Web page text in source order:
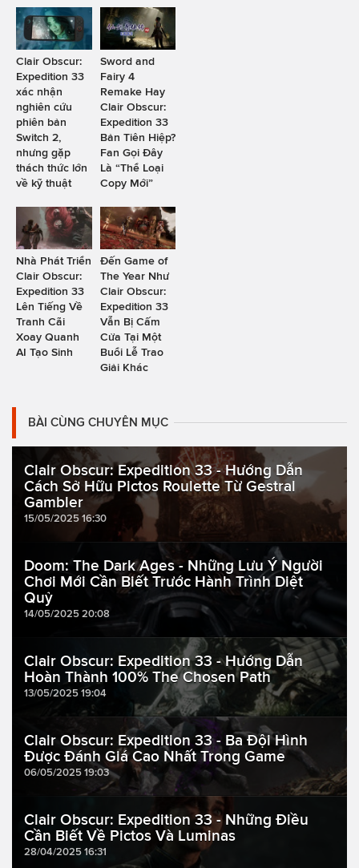
Clair Obscur:
Expedition 33
xác nhận
nghiên cứu
phiên bản
Switch 2,
nhưng gặp
thách thức lớn
về kỹ thuật
Sword and
Fairy 4
Remake Hay
Clair Obscur:
Expedition 33
Bản Tiên Hiệp?
Fan Gọi Đây
Là “Thể Loại
Copy Mới”
Nhà Phát Triển
Clair Obscur:
Expedition 33
Lên Tiếng Về
Tranh Cãi
Xoay Quanh
AI Tạo Sinh
Đến Game of
The Year Như
Clair Obscur:
Expedition 33
Vẫn Bị Cấm
Cửa Tại Một
Buổi Lễ Trao
Giải Khác
BÀI CÙNG CHUYÊN MỤC
Clair Obscur: Expedition 33 - Hướng Dẫn
Cách Sở Hữu Pictos Roulette Từ Gestral
Gambler
15/05/2025 16:30
Doom: The Dark Ages - Những Lưu Ý Người
Chơi Mới Cần Biết Trước Hành Trình Diệt
Quỷ
14/05/2025 20:08
Clair Obscur: Expedition 33 - Hướng Dẫn
Hoàn Thành 100% The Chosen Path
13/05/2025 19:04
Clair Obscur: Expedition 33 - Ba Đội Hình
Được Đánh Giá Cao Nhất Trong Game
06/05/2025 19:03
Clair Obscur: Expedition 33 - Những Điều
Cần Biết Về Pictos Và Luminas
28/04/2025 16:31